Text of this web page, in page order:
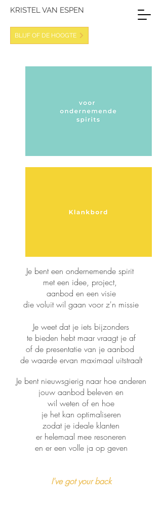
KRISTEL VAN ESPEN
BLIJF OF DE HOOGTE
Je bent een ondernemende spirit
met een idee, project,
aanbod en een visie
die voluit wil gaan voor z'n missie
Je weet dat je iets bijzonders
te bieden hebt maar vraagt je af
of de presentatie van je aanbod
de waarde ervan maximaal uitstraalt
Je bent nieuwsgierig naar hoe anderen
jouw aanbod beleven en
wil weten of en hoe
je het kan optimaliseren
zodat je ideale klanten
er helemaal mee resoneren
en er een volle ja op geven
I've got your back